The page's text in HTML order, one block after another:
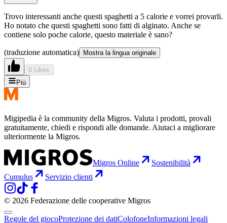
Trovo interessanti anche questi spaghetti a 5 calorie e vorrei provarli.
Ho notato che questi spaghetti sono fatti di alginato. Anche se
contiene solo poche calorie, questo materiale è sano?
(traduzione automatica) Mostra la lingua originale
0 Likes
Più
Migipedia è la community della Migros. Valuta i prodotti, provali
gratuitamente, chiedi e rispondi alle domande. Aiutaci a migliorare
ulteriormente la Migros.
Migros Online
Sostenibilità
Cumulus
Servizio clienti
© 2026 Federazione delle cooperative Migros
Regole del giocoProtezione dei datiColofoneInformazioni legali